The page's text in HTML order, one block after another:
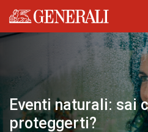
Generali logo
Eventi naturali: sai
proteggerti?